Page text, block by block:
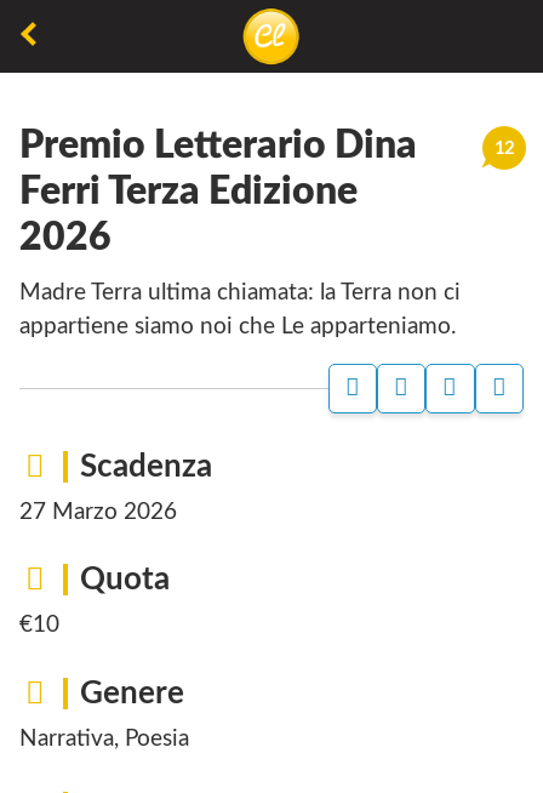
non
permette
camminare,
ma
permette
respirare
12
Premio Letterario Dina
Ferri Terza Edizione
2026
Madre Terra ultima chiamata: la Terra non ci
appartiene siamo noi che Le apparteniamo.
Scadenza
27 Marzo 2026
Quota
€10
Genere
Narrativa, Poesia